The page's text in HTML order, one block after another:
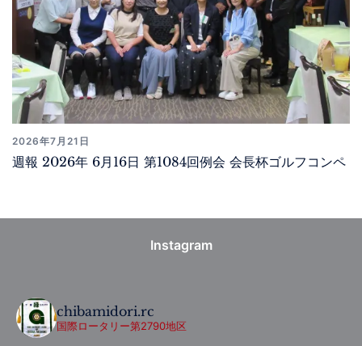
2026年7月21日
週報 2026年 6月16日 第1084回例会 会長杯ゴルフコンペ
Instagram
chibamidori.rc
国際ロータリー第2790地区